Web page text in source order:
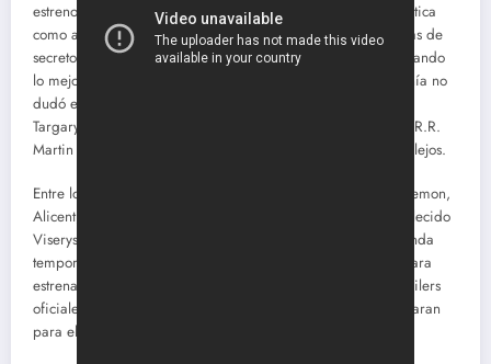
estreno. La precuela de Juego de Tronos cautivó tanto a la crítica
como al público de HBO con sus intrigas palaciegas, repletas de
secretos y traiciones en la lucha por el Trono de Hierro, evocando
lo mejor de la franquicia original. Por esta razón, la compañía no
dudó en renovarla y continuar la fascinante historia de los
Targaryen, adaptando la novela Fuego y Sangre de George R.R.
Martin y presentando una amplia gama de personajes complejos.
Entre los personajes destacados se encuentran Rhaenyra, Daemon,
Alicent, Aemond, Aegon II, Corlys Velaryon, Rahenys y el fallecido
Viserys. Aquellos que aún están vivos regresarán en la segunda
temporada de La Casa del Dragón, que está programada para
estrenarse en el mes de junio y ya ha lanzado dos nuevos tráilers
oficiales. Estos adelantos están llenos de emoción y nos preparan
para el estallido definitivo de la guerra.